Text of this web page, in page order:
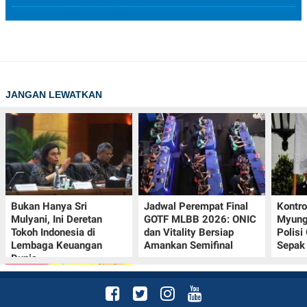
JANGAN LEWATKAN
Bukan Hanya Sri
Mulyani, Ini Deretan
Tokoh Indonesia di
Lembaga Keuangan
Dunia
Jadwal Perempat Final
GOTF MLBB 2026: ONIC
dan Vitality Bersiap
Amankan Semifinal
Polisi